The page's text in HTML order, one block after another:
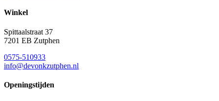
Winkel
Spittaalstraat 37
7201 EB Zutphen
0575-510933
info@devonkzutphen.nl
Openingstijden